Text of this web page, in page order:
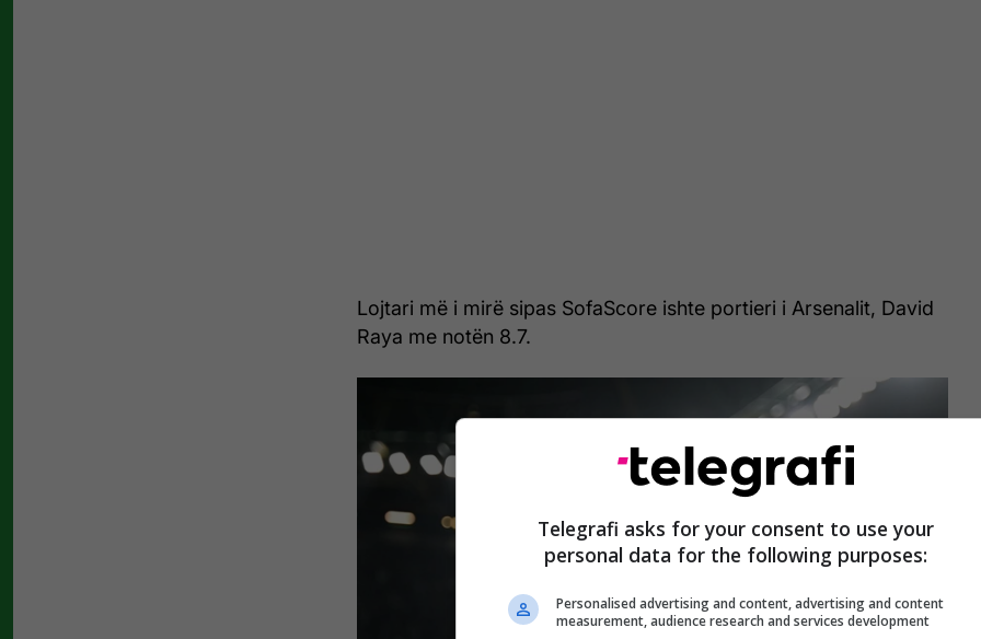
Lojtari më i mirë sipas SofaScore ishte portieri i Arsenalit, David
Raya me notën 8.7.
Telegrafi asks for your consent to use your
personal data for the following purposes:
Personalised advertising and content, advertising and content
measurement, audience research and services development